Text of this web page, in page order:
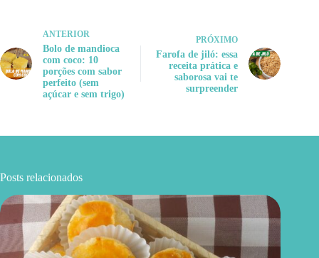
ANTERIOR
Bolo de mandioca
com coco: 10
porções com sabor
perfeito (sem
açúcar e sem trigo)
PRÓXIMO
Farofa de jiló: essa
receita prática e
saborosa vai te
surpreender
Posts relacionados